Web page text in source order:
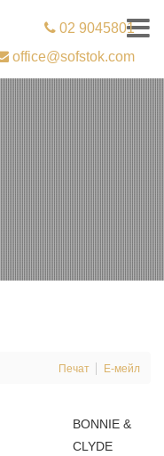
02 9045801
office@sofstok.com
Печат Е-мейл
BONNIE &
CLYDE